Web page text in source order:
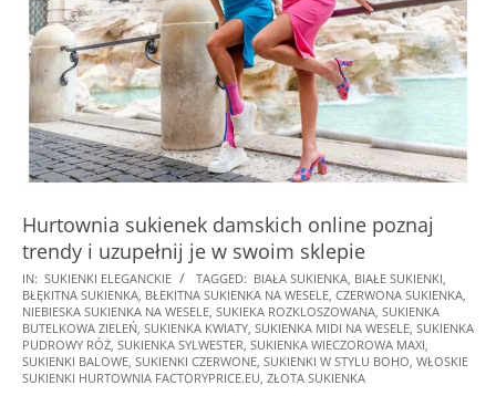
Hurtownia sukienek damskich online poznaj
trendy i uzupełnij je w swoim sklepie
2025-
01-
19
IN: SUKIENKI ELEGANCKIE TAGGED: BIAŁA SUKIENKA BIAŁE SUKIENKI
BŁĘKITNA SUKIENKA BŁEKITNA SUKIENKA NA WESELE CZERWONA SUKIENKA
NIEBIESKA SUKIENKA NA WESELE SUKIEKA ROZKLOSZOWANA SUKIENKA
BUTELKOWA ZIELEŃ SUKIENKA KWIATY SUKIENKA MIDI NA WESELE SUKIENKA
PUDROWY RÓŻ SUKIENKA SYLWESTER SUKIENKA WIECZOROWA MAXI
SUKIENKI BALOWE SUKIENKI CZERWONE SUKIENKI W STYLU BOHO WŁOSKIE
SUKIENKI HURTOWNIA FACTORYPRICE.EU ZŁOTA SUKIENKA